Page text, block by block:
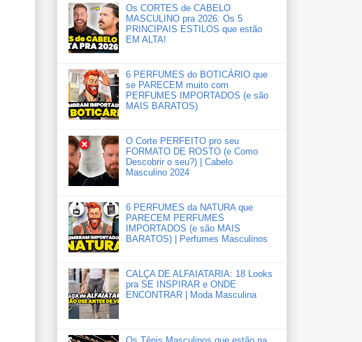
Os CORTES de CABELO
MASCULINO pra 2026: Os 5
PRINCIPAIS ESTILOS que estão
EM ALTA!
6 PERFUMES do BOTICÁRIO que
se PARECEM muito com
PERFUMES IMPORTADOS (e são
MAIS BARATOS)
O Corte PERFEITO pro seu
FORMATO DE ROSTO (e Como
Descobrir o seu?) | Cabelo
Masculino 2024
6 PERFUMES da NATURA que
PARECEM PERFUMES
IMPORTADOS (e são MAIS
BARATOS) | Perfumes Masculinos
CALÇA DE ALFAIATARIA: 18 Looks
pra SE INSPIRAR e ONDE
ENCONTRAR | Moda Masculina